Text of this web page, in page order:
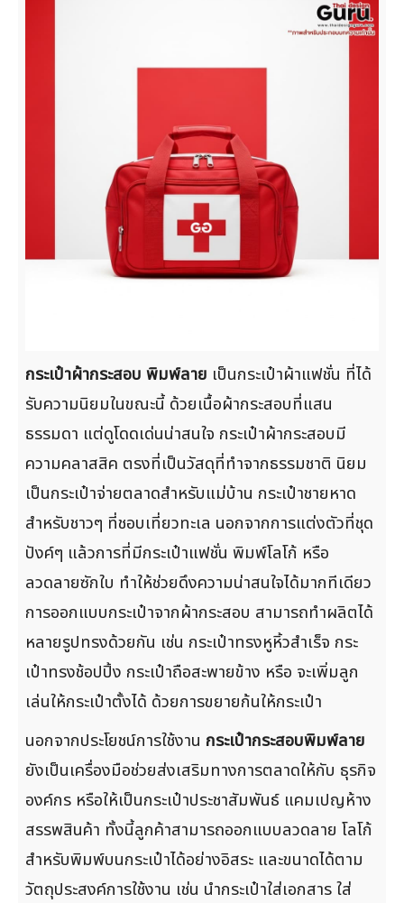
กระเป๋าผ้ากระสอบ พิมพ์ลาย เป็นกระเป๋าผ้าแฟชั่น ที่ได้
รับความนิยมในขณะนี้ ด้วยเนื้อผ้ากระสอบที่แสน
ธรรมดา แต่ดูโดดเด่นน่าสนใจ กระเป๋าผ้ากระสอบมี
ความคลาสสิค ตรงที่เป็นวัสดุที่ทำจากธรรมชาติ นิยม
เป็นกระเป๋าจ่ายตลาดสำหรับแม่บ้าน กระเป๋าชายหาด
สำหรับชาวๆ ที่ชอบเที่ยวทะเล นอกจากการแต่งตัวที่ชุด
ปังค์ๆ แล้วการที่มีกระเป๋าแฟชั่น พิมพ์โลโก้ หรือ
ลวดลายซักใบ ทำให้ช่วยดึงความน่าสนใจได้มากทีเดียว
การออกแบบกระเป๋าจากผ้ากระสอบ สามารถทำผลิตได้
หลายรูปทรงด้วยกัน เช่น กระเป๋าทรงหูหิ้วสำเร็จ กระ
เป๋าทรงช้อปปิ้ง กระเป๋าถือสะพายข้าง หรือ จะเพิ่มลูก
เล่นให้กระเป๋าตั้งได้ ด้วยการขยายก้นให้กระเป๋า
นอกจากประโยชน์การใช้งาน กระเป๋ากระสอบพิมพ์ลาย
ยังเป็นเครื่องมือช่วยส่งเสริมทางการตลาดให้กับ ธุรกิจ
องค์กร หรือให้เป็นกระเป๋าประชาสัมพันธ์ แคมเปญห้าง
สรรพสินค้า ทั้งนี้ลูกค้าสามารถออกแบบลวดลาย โลโก้
สำหรับพิมพ์บนกระเป๋าได้อย่างอิสระ และขนาดได้ตาม
วัตถุประสงค์การใช้งาน เช่น นำกระเป๋าใส่เอกสาร ใส่